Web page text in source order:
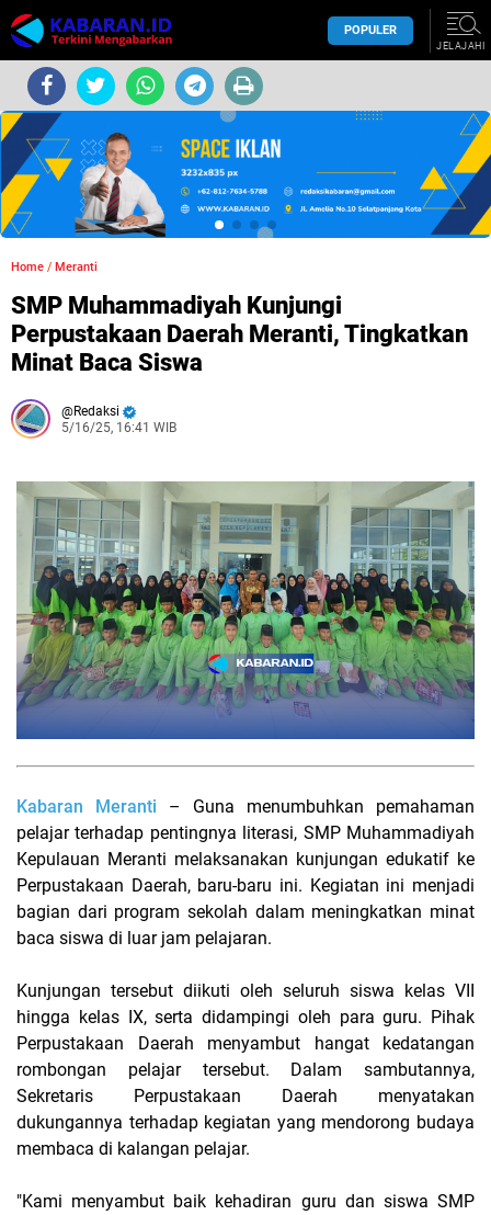
POPULER
JELAJAHI
Home / Meranti
SMP Muhammadiyah Kunjungi
Perpustakaan Daerah Meranti, Tingkatkan
Minat Baca Siswa
Redaksi
5/16/25, 16:41 WIB
Kabaran Meranti – Guna menumbuhkan pemahaman
pelajar terhadap pentingnya literasi, SMP Muhammadiyah
Kepulauan Meranti melaksanakan kunjungan edukatif ke
Perpustakaan Daerah, baru-baru ini. Kegiatan ini menjadi
bagian dari program sekolah dalam meningkatkan minat
baca siswa di luar jam pelajaran.
Kunjungan tersebut diikuti oleh seluruh siswa kelas VII
hingga kelas IX, serta didampingi oleh para guru. Pihak
Perpustakaan Daerah menyambut hangat kedatangan
rombongan pelajar tersebut. Dalam sambutannya,
Sekretaris Perpustakaan Daerah menyatakan
dukungannya terhadap kegiatan yang mendorong budaya
membaca di kalangan pelajar.
"Kami menyambut baik kehadiran guru dan siswa SMP